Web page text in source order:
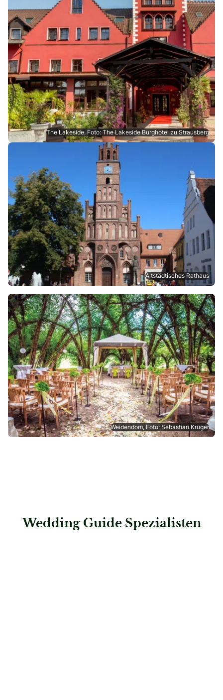
The Lakeside, Foto: The Lakeside Burghotel zu Strausberg
Altstädtisches Rathaus
Weidendom, Foto: Sebastian Krüger
Wedding Guide Spezialisten